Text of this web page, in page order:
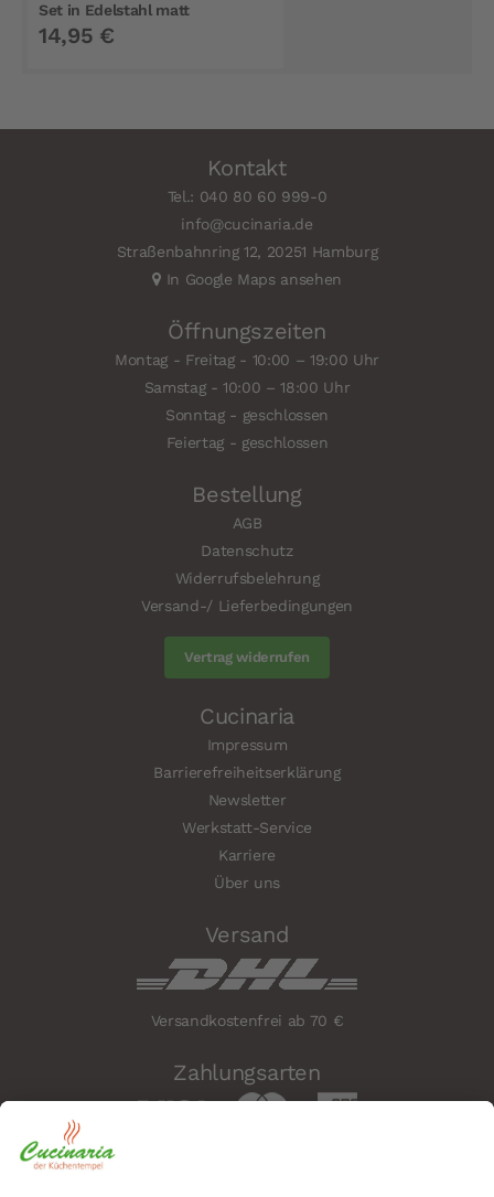
Set in Edelstahl matt
14,95 €
Kontakt
Tel.: 040 80 60 999-0
info@cucinaria.de
Straßenbahnring 12, 20251 Hamburg
In Google Maps ansehen
Öffnungszeiten
Montag - Freitag - 10:00 – 19:00 Uhr
Samstag - 10:00 – 18:00 Uhr
Sonntag - geschlossen
Feiertag - geschlossen
Bestellung
AGB
Datenschutz
Widerrufsbelehrung
Versand-/ Lieferbedingungen
Vertrag widerrufen
Cucinaria
Impressum
Barrierefreiheitserklärung
Newsletter
Werkstatt-Service
Karriere
Über uns
Versand
Versandkostenfrei ab 70 €
Zahlungsarten